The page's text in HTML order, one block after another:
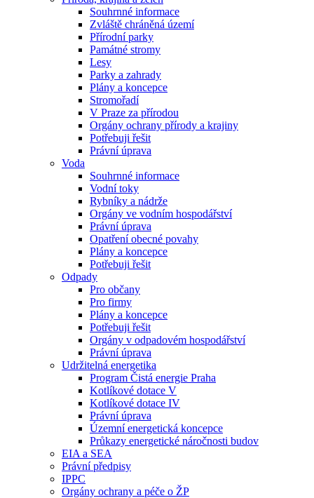
Souhrnné informace
Zvláště chráněná území
Přírodní parky
Památné stromy
Lesy
Parky a zahrady
Plány a koncepce
Stromořadí
V Praze za přírodou
Orgány ochrany přírody a krajiny
Potřebuji řešit
Právní úprava
Voda
Souhrnné informace
Vodní toky
Rybníky a nádrže
Orgány ve vodním hospodářství
Právní úprava
Opatření obecné povahy
Plány a koncepce
Potřebuji řešit
Odpady
Pro občany
Pro firmy
Plány a koncepce
Potřebuji řešit
Orgány v odpadovém hospodářství
Právní úprava
Udržitelná energetika
Program Čistá energie Praha
Kotlíkové dotace V
Kotlíkové dotace IV
Právní úprava
Územní energetická koncepce
Průkazy energetické náročnosti budov
EIA a SEA
Právní předpisy
IPPC
Orgány ochrany a péče o ŽP